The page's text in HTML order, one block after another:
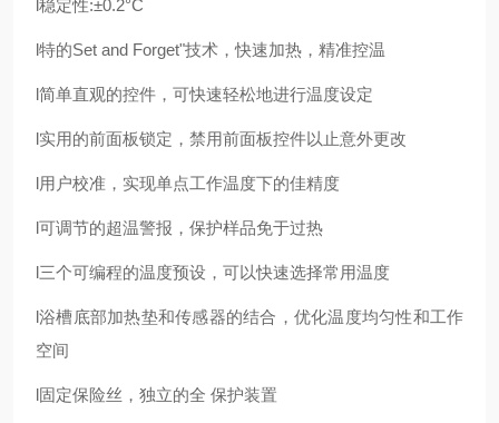
稳定性:±0.2°C
l特的Set and Forget"技术，快速加热，精准控温
l简单直观的控件，可快速轻松地进行温度设定
l实用的前面板锁定，禁用前面板控件以止意外更改
l用户校准，实现单点工作温度下的佳精度
l可调节的超温警报，保护样品免于过热
l三个可编程的温度预设，可以快速选择常用温度
l浴槽底部加热垫和传感器的结合，优化温度均匀性和工作
空间
l固定保险丝，独立的全 保护装置